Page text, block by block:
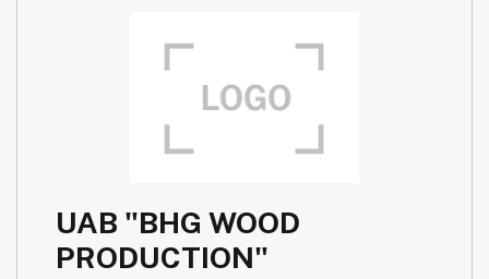
UAB "BHG WOOD
PRODUCTION"